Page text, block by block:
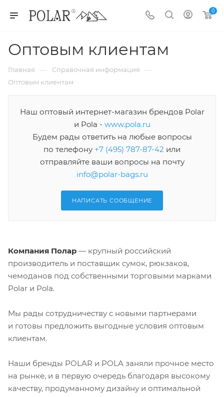
0
Оптовым клиентам
Главная — Справочная информация —
Оптовым клиентам
Наш оптовый интернет-магазин брендов Polar
и Pola - www.pola.ru
Будем рады ответить на любые вопросы
по телефону +7 (495) 787-87-42 или
отправляйте ваши вопросы на почту
info@polar-bags.ru
НАПИСАТЬ СООБЩЕНИЕ
Компания Полар — крупный российский
производитель и поставщик сумок, рюкзаков,
чемоданов под собственными торговыми марками
Polar и Polа.
Мы рады сотрудничеству с новыми партнерами
и готовы предложить выгодные условия оптовым
клиентам.
Наши бренды POLAR и POLA заняли прочное место
на рынке, и в первую очередь благодаря высокому
качеству, продуманному дизайну и оптимальной